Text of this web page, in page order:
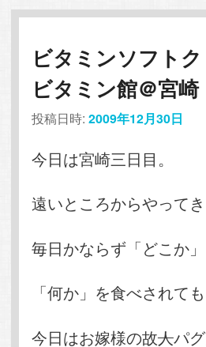
ビタミンソフト
ビタミン館＠宮崎
投稿日時: 2009年12月30日
今日は宮崎三日目。
遠いところからやって
毎日かならず「どこか
「何か」を食べされて
今日はお嫁様の故人パ